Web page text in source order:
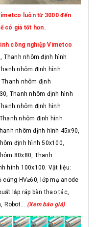
luôn từ 3000 đến
có giá tốt hơn.
công nghiệp Vimetco
Thanh nhôm định hình
nhôm định hình
nhôm định
Thanh nhôm định hình
nhôm định hình
nhôm định hình
nhôm định hình 45x90,
định hình 50x100,
80x80, Thanh
hình 100x100. Vật liệu:
cứng HV≥60, lớp mạ anode
lắp ráp bàn thao tác,
Robot... (Xem báo giá)